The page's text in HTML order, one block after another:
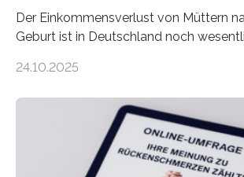
Der Einkommensverlust von Müttern
Geburt ist in Deutschland noch
nach der Geburt durchschnittlich fast
langfristigen Auswirkungen auf Karriere
Rente. Bisherige Schätzungen lagen
Euro und damit etwa 30 Prozent zu
Ergebnis kommt eine neue Studie des
24.10.2025